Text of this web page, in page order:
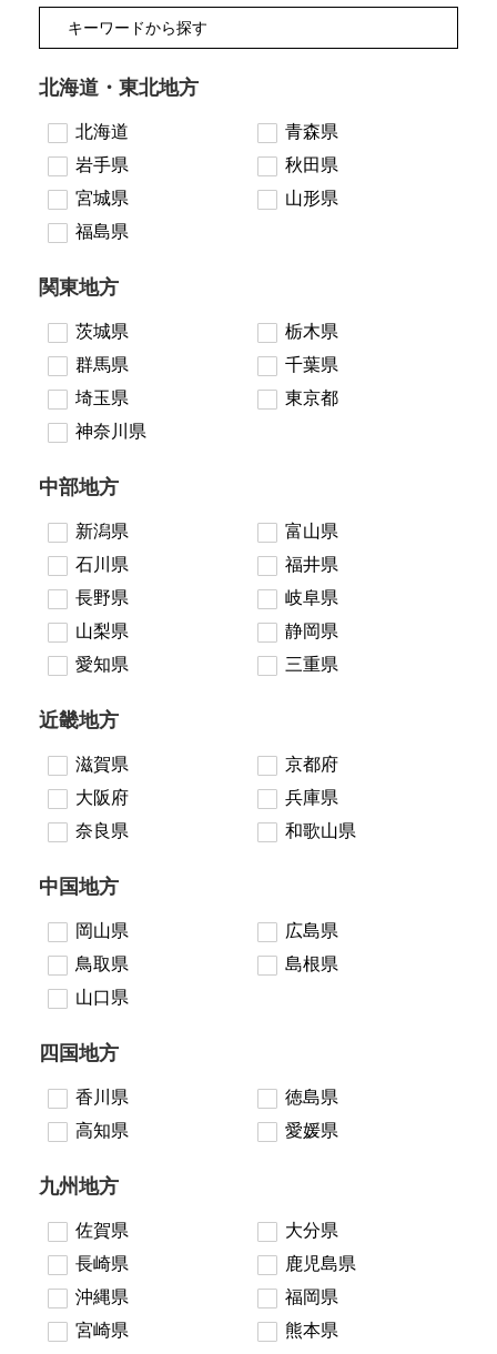
北海道・東北地方
北海道
青森県
岩手県
秋田県
宮城県
山形県
福島県
関東地方
茨城県
栃木県
群馬県
千葉県
埼玉県
東京都
神奈川県
中部地方
新潟県
富山県
石川県
福井県
長野県
岐阜県
山梨県
静岡県
愛知県
三重県
近畿地方
滋賀県
京都府
大阪府
兵庫県
奈良県
和歌山県
中国地方
岡山県
広島県
鳥取県
島根県
山口県
四国地方
香川県
徳島県
高知県
愛媛県
九州地方
佐賀県
大分県
長崎県
鹿児島県
沖縄県
福岡県
宮崎県
熊本県